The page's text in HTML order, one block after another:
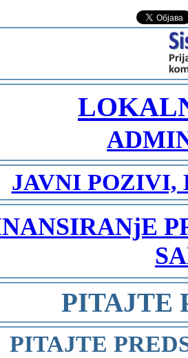
JAVNI POZIVI,
PITAJTE
PITAJTE